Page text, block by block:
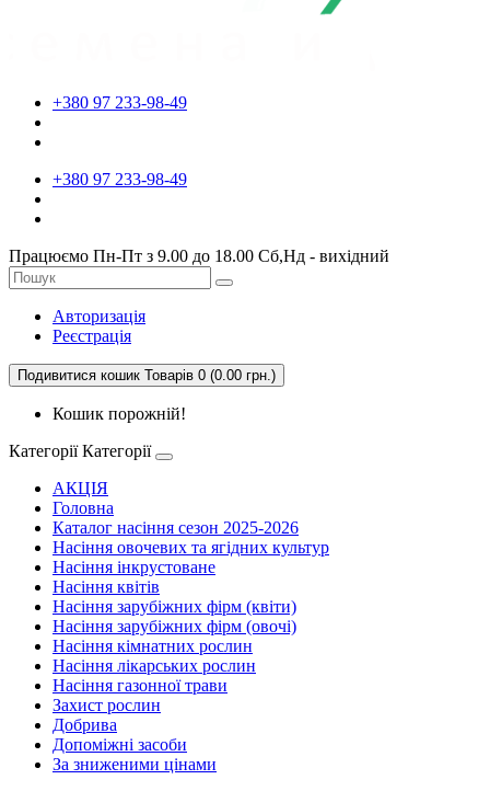
+380 97 233-98-49
+380 97 233-98-49
Працюємо Пн-Пт з 9.00 до 18.00 Сб,Нд - вихідний
Авторизація
Реєстрація
Подивитися кошик Товарів 0 (0.00 грн.)
Кошик порожній!
Категорії Категорії
АКЦІЯ
Головна
Каталог насіння сезон 2025-2026
Насіння овочевих та ягідних культур
Насіння інкрустоване
Насіння квітів
Насіння зарубіжних фірм (квіти)
Насіння зарубіжних фірм (овочі)
Насіння кімнатних рослин
Насіння лікарських рослин
Насіння газонної трави
Захист рослин
Добрива
Допоміжні засоби
За зниженими цінами